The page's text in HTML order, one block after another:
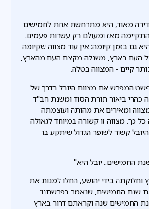
מאוד, היא מתרחשת אחת לחמישים
מאז ומעולם רק עשרות פעמים.
גם בזמן קיומה: אין עוד מצווה שקיומה
כל העם בארץ, משגלה מקצת העם מהארץ,
קיים - המצווה בטלה.
המפרש את מצוות היובל בדרך של
כהרי ביאור תורת הסוד ומשנת חב"ד
ומאירים את מהותה ועוצמתה
כל כך. מצווה זו קשורה במיוחד לגאולה
קשור לשופר הגדול שיתקע בו
החמישים.. יובל היא"
וחלוקתה בידי יהושע, החלו למנות את
שנת החמישים, שנאמר בפרשתנו:
החמישים שנה וקראתם דרור בארץ